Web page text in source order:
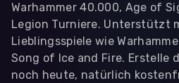
Warhammer 40.000, Age of
Legion Turniere. Unterstützt
Lieblingsspiele wie
Song of Ice and Fire. Erstelle
noch heute, natürlich